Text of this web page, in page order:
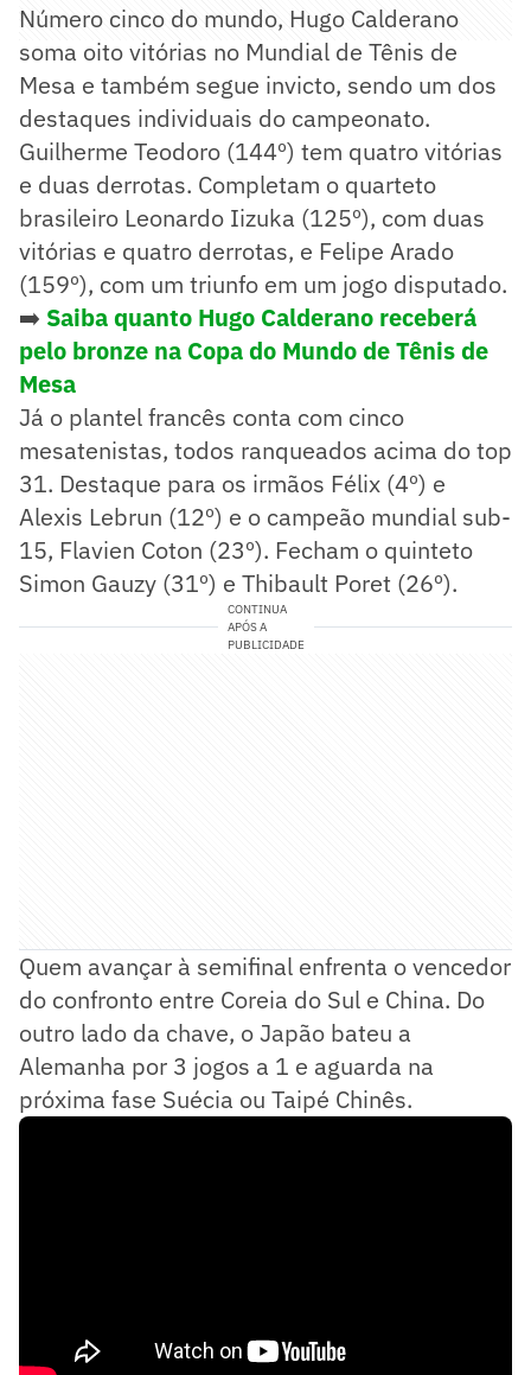
Número cinco do mundo, Hugo Calderano
soma oito vitórias no Mundial de Tênis de
Mesa e também segue invicto, sendo um dos
destaques individuais do campeonato.
Guilherme Teodoro (144º) tem quatro vitórias
e duas derrotas. Completam o quarteto
brasileiro Leonardo Iizuka (125º), com duas
vitórias e quatro derrotas, e Felipe Arado
(159º), com um triunfo em um jogo disputado.
➡️ Saiba quanto Hugo Calderano receberá
pelo bronze na Copa do Mundo de Tênis de
Mesa
Já o plantel francês conta com cinco
mesatenistas, todos ranqueados acima do top
31. Destaque para os irmãos Félix (4º) e
Alexis Lebrun (12º) e o campeão mundial sub-
15, Flavien Coton (23º). Fecham o quinteto
Simon Gauzy (31º) e Thibault Poret (26º).
CONTINUA
APÓS A
PUBLICIDADE
Quem avançar à semifinal enfrenta o vencedor
do confronto entre Coreia do Sul e China. Do
outro lado da chave, o Japão bateu a
Alemanha por 3 jogos a 1 e aguarda na
próxima fase Suécia ou Taipé Chinês.